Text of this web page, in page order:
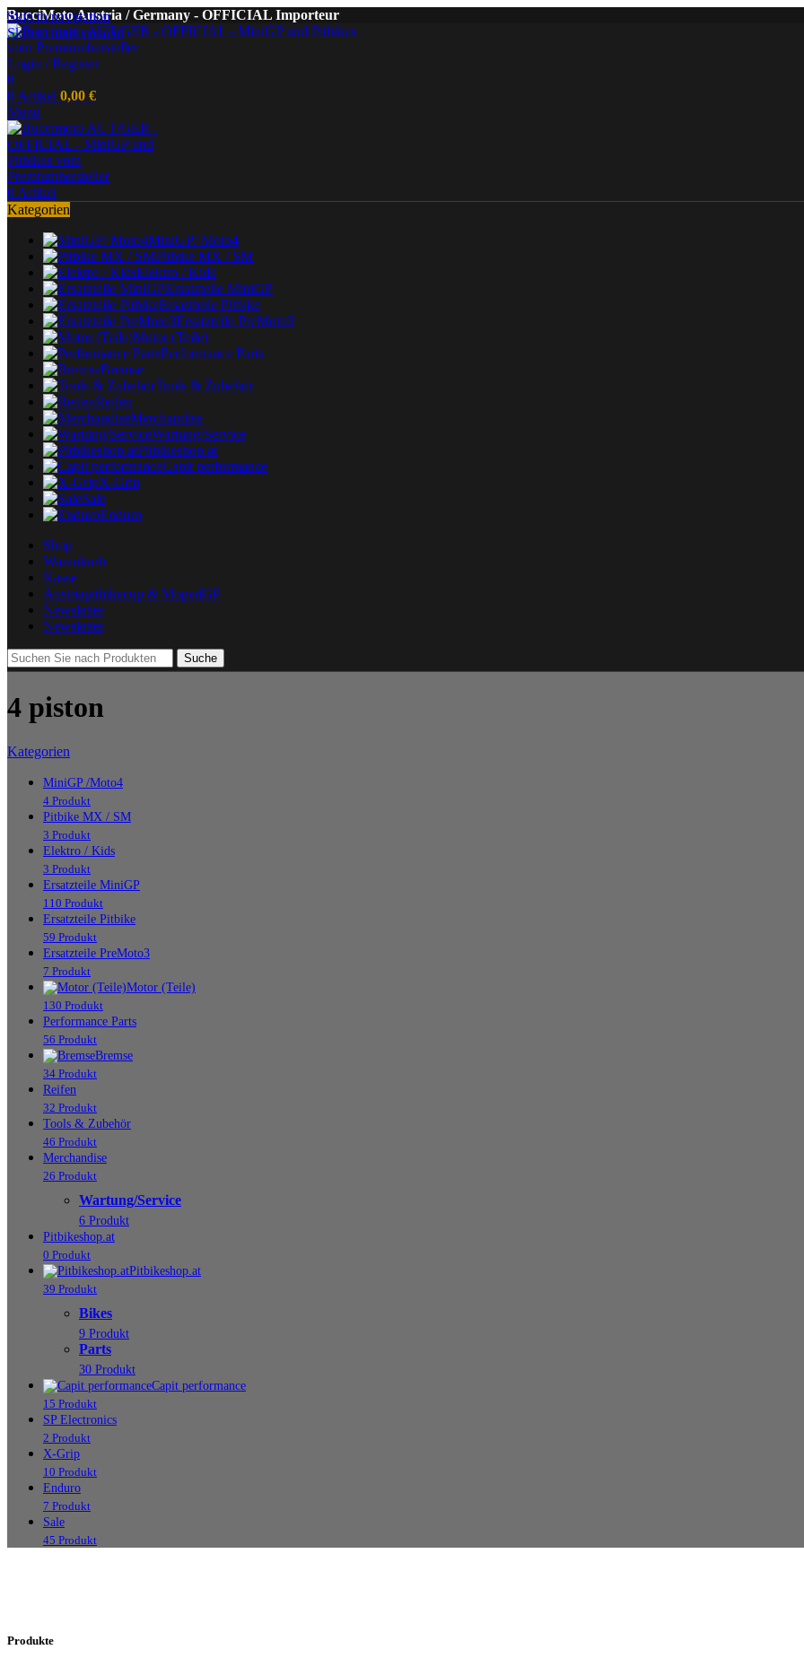
Skip to navigation
Skip to main content
BucciMoto Austria / Germany - OFFICIAL Importeur
Login / Register
0
0 Artikel 0,00 €
Menü
0 Artikel
Kategorien
MiniGP/ Moto4
Pitbike MX / SM
Elektro / Kids
Ersatzteile MiniGP
Ersatzteile Pitbike
Ersatzteile PreMoto3
Motor (Teile)
Performance Parts
Bremse
Tools & Zubehör
Reifen
Merchandise
Wartung/Service
Pitbikeshop.at
Capit performance
X-Grip
Sale
Enduro
Shop
Warenkorb
Kasse
Austriapitbikecup & MopedGP
Newsletter
Newsletter
Suche
4 piston
Kategorien
MiniGP /Moto4
4 Produkt
Pitbike MX / SM
3 Produkt
Elektro / Kids
3 Produkt
Ersatzteile MiniGP
110 Produkt
Ersatzteile Pitbike
59 Produkt
Ersatzteile PreMoto3
7 Produkt
Motor (Teile)
130 Produkt
Performance Parts
56 Produkt
Bremse
34 Produkt
Reifen
32 Produkt
Tools & Zubehör
46 Produkt
Merchandise
26 Produkt
Wartung/Service
6 Produkt
Pitbikeshop.at
0 Produkt
Pitbikeshop.at
39 Produkt
Bikes
9 Produkt
Parts
30 Produkt
Capit performance
15 Produkt
SP Electronics
2 Produkt
X-Grip
10 Produkt
Enduro
7 Produkt
Sale
45 Produkt
Produkte